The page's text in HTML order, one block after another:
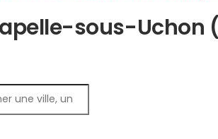
sous-Uchon